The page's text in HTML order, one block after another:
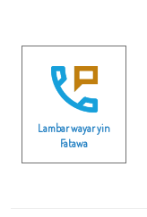
Lambar wayar yin
Fatawa